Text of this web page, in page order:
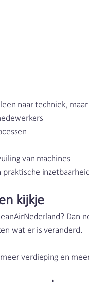
naar techniek, maar
van machines
praktische
kijkje
Dan
wat er is veranderd.
verdieping en